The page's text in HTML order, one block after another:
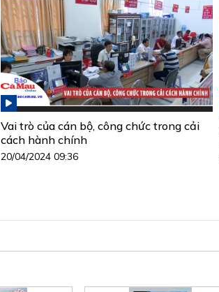
Vai trò của cán bộ, công chức trong cải
cách hành chính
20/04/2024 09:36